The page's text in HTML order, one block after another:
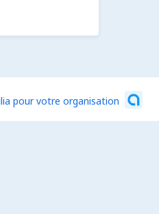
pour votre organisation